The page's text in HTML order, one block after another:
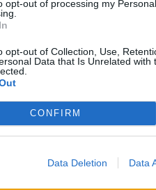
opt-out of processing my
opt-out of Collection, Use,
Data that Is Unrelated with
CONFIRM
Data Deletion Data
szélére, hogy kezet
belekortyolt a kávájába. Nem
ennek örömére ujjongani
Kotorászott benne, majd